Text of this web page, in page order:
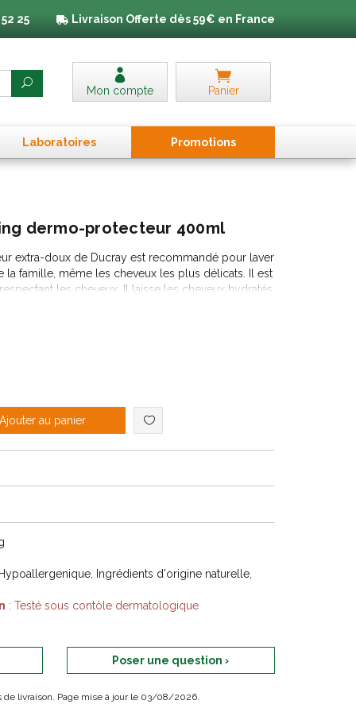
25 Livraison Offerte dès 59€ en France
Mon compte Panier
Laboratoires Promotions
dermo-protecteur 400ml
extra-doux de Ducray est recommandé pour laver
famille, même les cheveux les plus délicats. Il est
les cheveux. Il laisse les cheveux hydratés,
au panier
Ingrédients d'origine naturelle,
: Testé sous contôle dermatologique
Poser une question ›
de livraison. Page mise à jour le 03/08/2026.